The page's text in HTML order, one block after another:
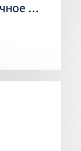
550591 Кольцо регулировочное 0,05мм/WEDGE